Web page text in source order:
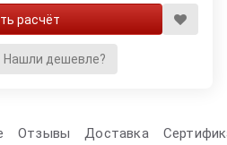
Нашли дешевле?
Отзывы Доставка